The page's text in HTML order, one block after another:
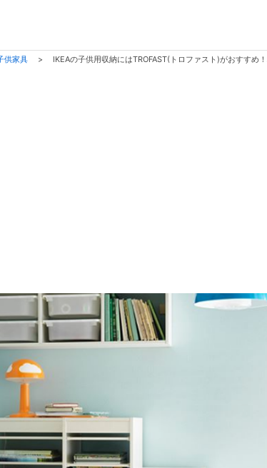
供家具 > IKEAの子供用収納にはTROFAST(トロファスト)がおすすめ